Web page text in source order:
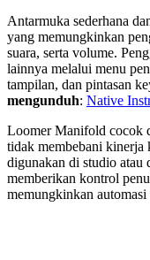
Antarmuka sederhana
yang memungkinkan
suara, serta volume.
lainnya melalui menu
tampilan, dan pintasan
mengunduh: Native
Loomer Manifold cocok
tidak membebani kinerja
digunakan di studio atau
memberikan kontrol
memungkinkan